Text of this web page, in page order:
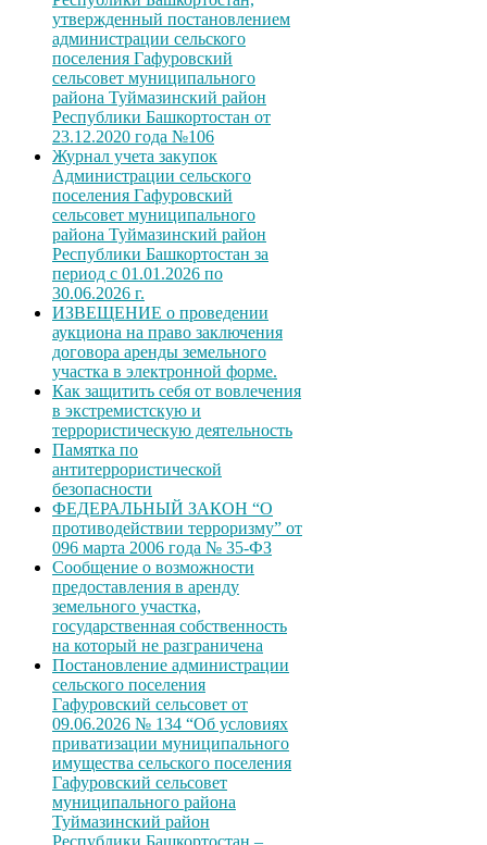
утвержденный постановлением
администрации сельского
поселения Гафуровский
сельсовет муниципального
района Туймазинский район
Республики Башкортостан от
23.12.2020 года №106
Журнал учета закупок
Администрации сельского
поселения Гафуровский
сельсовет муниципального
района Туймазинский район
Республики Башкортостан за
период с 01.01.2026 по
30.06.2026 г.
ИЗВЕЩЕНИЕ о проведении
аукциона на право заключения
договора аренды земельного
участка в электронной форме.
Как защитить себя от вовлечения
в экстремистскую и
террористическую деятельность
Памятка по
антитеррористической
безопасности
ФЕДЕРАЛЬНЫЙ ЗАКОН “О
противодействии терроризму” от
096 марта 2006 года № 35-ФЗ
Сообщение о возможности
предоставления в аренду
земельного участка,
государственная собственность
на который не разграничена
Постановление администрации
сельского поселения
Гафуровский сельсовет от
09.06.2026 № 134 “Об условиях
приватизации муниципального
имущества сельского поселения
Гафуровский сельсовет
муниципального района
Туймазинский район
Республики Башкортостан –